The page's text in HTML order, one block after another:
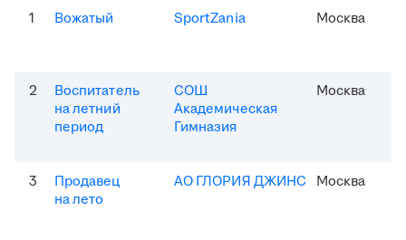
1 Вожатый SportZania Москва
2
Воспитатель
на летний
период
СОШ
Академическая
Гимназия
Москва
3
Продавец
на лето
АО ГЛОРИЯ ДЖИНС Москва